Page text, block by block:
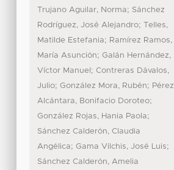
Trujano Aguilar, Norma; Sánchez
Rodríguez, José Alejandro;
Telles,
Matilde Estefania; Ramírez Ramos,
María Asunción; Galán Hernández,
Víctor Manuel ; Contreras Dávalos,
Julio; González Mora, Rubén; Pérez
Alcántara, Bonifacio Doroteo;
González Rojas, Hania Paola;
Sánchez Calderón, Claudia
Angélica; Gama Vilchis, José Luis;
Sánchez Calderón, Amelia